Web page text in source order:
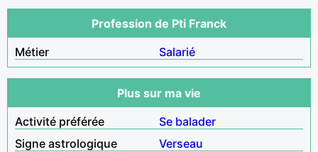
Profession de Pti Franck
Métier
Salarié
Plus sur ma vie
Activité préférée
Se balader
Signe astrologique
Verseau